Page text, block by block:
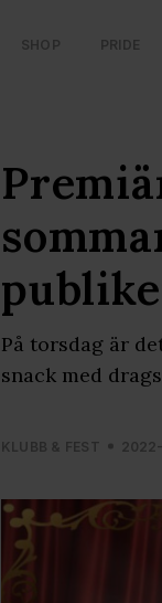
SHOP PRIDE
På torsdag är
snack med
KLUBB & FEST